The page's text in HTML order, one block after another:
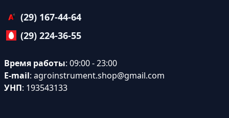
(29) 167-44-64
(29) 224-36-55
Время работы: 09:00 - 23:00
E-mail: agroinstrument.shop@gmail.com
УНП: 193543133